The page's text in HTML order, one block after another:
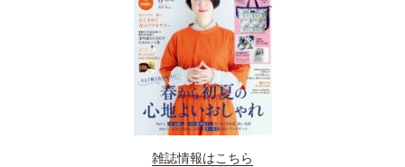
雑誌情報はこちら